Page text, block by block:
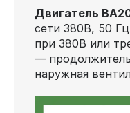
Двигатель
сети 380В, 50
при 380В или
—
наружная